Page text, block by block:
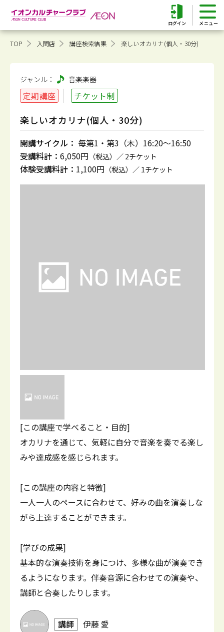
ログイン
TOP 入間店 講座検索結果 楽しいオカリナ(個人・30分)
ジャンル： 音楽楽器
定期講座 チケット制
楽しいオカリナ(個人・30分)
開講サイクル： 毎第1・第3（木）16:20～16:50
受講料計： 6,050円 （税込）／ 2チケット
体験受講料計： 1,100円 （税込）／ 1チケット
[この講座で学べること・目的]
オカリナを通じて、気軽に自分で音楽を奏でる楽し
みや達成感を感じられます。
[この講座の内容と特徴]
一人一人のペースに合わせて、好みの曲を演奏しな
がら上達することができます。
[学びの成果]
基本的な演奏技術を身につけ、多様な曲が演奏でき
るようになります。伴奏音源に合わせての演奏や、
講師と合奏したりします。
講師 伊藤 愛